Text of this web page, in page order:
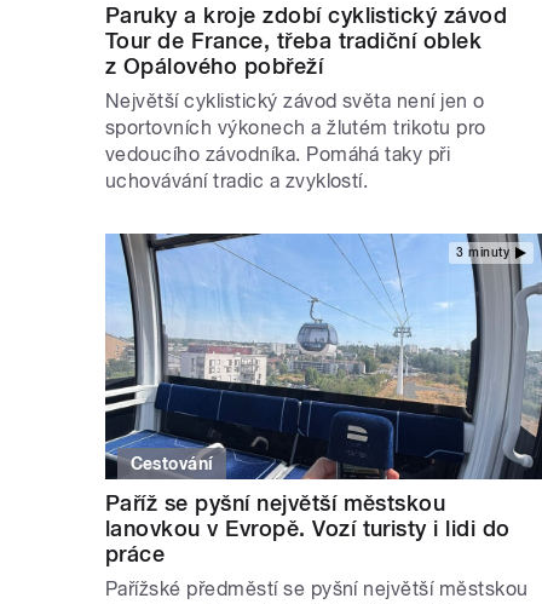
Paruky a kroje zdobí cyklistický závod
Tour de France, třeba tradiční oblek
z Opálového pobřeží
Největší cyklistický závod světa není jen o
sportovních výkonech a žlutém trikotu pro
vedoucího závodníka. Pomáhá taky při
uchovávání tradic a zvyklostí.
3 minuty
Cestování
Paříž se pyšní největší městskou
lanovkou v Evropě. Vozí turisty i lidi do
práce
Pařížské předměstí se pyšní největší městskou